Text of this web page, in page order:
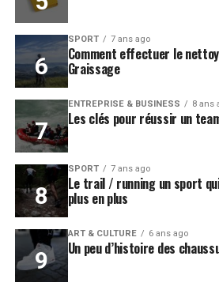
SPORT 7 ans ago
Comment effectuer le
Graissage
ENTREPRISE & BUSINESS 8 ans
Les clés pour réussir un
SPORT 7 ans ago
Le trail / running un sport
plus en plus
ART & CULTURE 6 ans ago
Un peu d’histoire des